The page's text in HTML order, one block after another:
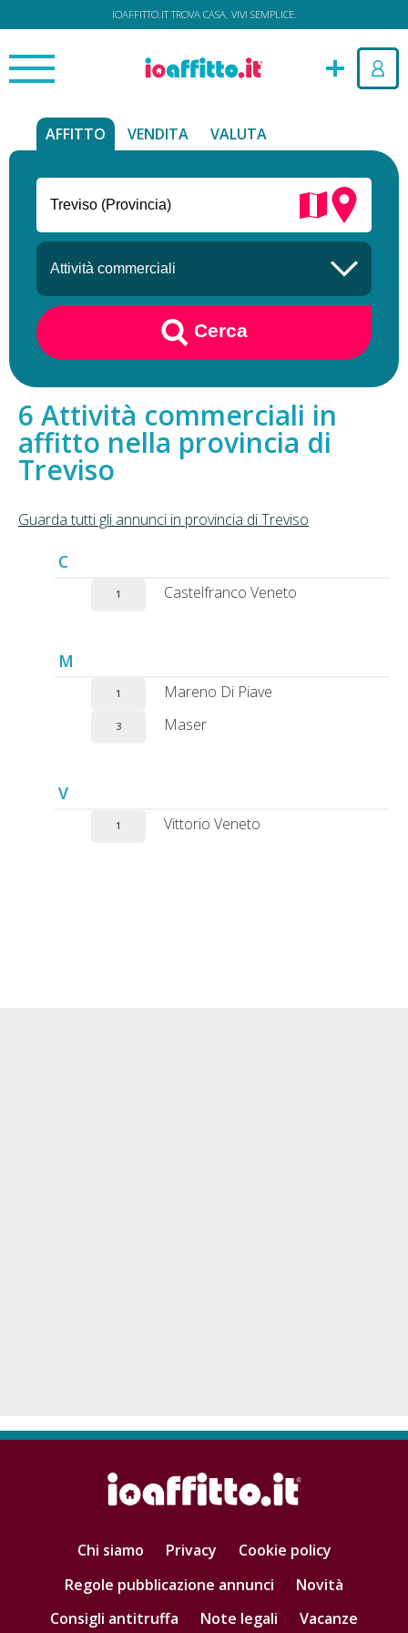
IOAFFITTO.IT TROVA CASA. VIVI SEMPLICE.
AFFITTO VENDITA VALUTA
Cerca
Attività commerciali in
affitto nella provincia di
Treviso
Guarda tutti gli annunci in provincia di Treviso
C
1 Castelfranco Veneto
M
1 Mareno Di Piave
3 Maser
V
1 Vittorio Veneto
Chi siamo Privacy
Cookie policy
Regole pubblicazione annunci
Novità
Consigli antitruffa
Note legali Vacanze